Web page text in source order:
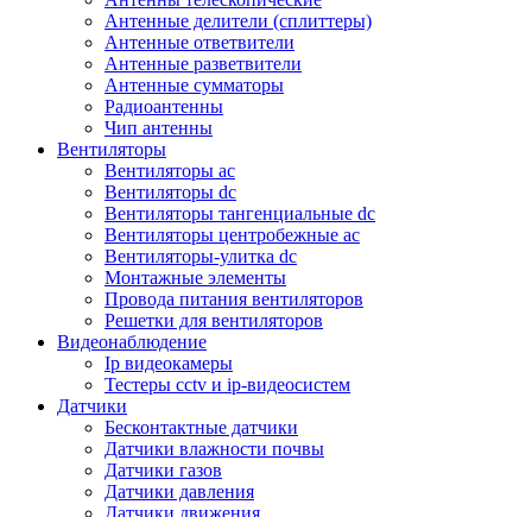
Антенные делители (сплиттеры)
Антенные ответвители
Антенные разветвители
Антенные сумматоры
Радиоантенны
Чип антенны
Вентиляторы
Вентиляторы ac
Вентиляторы dc
Вентиляторы тангенциальные dc
Вентиляторы центробежные ac
Вентиляторы-улитка dc
Монтажные элементы
Провода питания вентиляторов
Решетки для вентиляторов
Видеонаблюдение
Ip видеокамеры
Тестеры cctv и ip-видеосистем
Датчики
Бесконтактные датчики
Датчики влажности почвы
Датчики газов
Датчики давления
Датчики движения